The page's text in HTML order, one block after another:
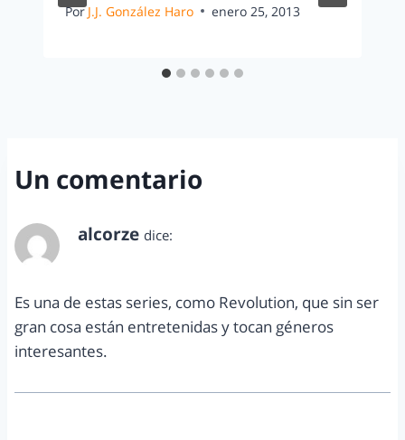
Por J.J. González Haro enero 25, 2013
Un comentario
alcorze dice:
Es una de estas series, como Revolution, que sin ser
gran cosa están entretenidas y tocan géneros
interesantes.